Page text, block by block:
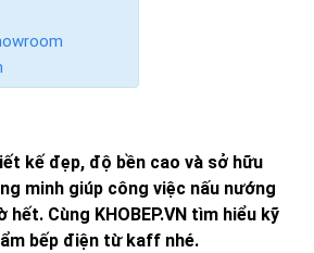
kế đẹp, độ bền cao và sở hữu
minh giúp công việc nấu nướng
hết. Cùng KHOBEP.VN tìm hiểu kỹ
bếp điện từ kaff nhé.